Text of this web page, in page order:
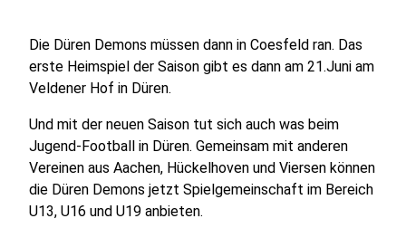
Die Düren Demons müssen dann in Coesfeld ran. Das
erste Heimspiel der Saison gibt es dann am 21.Juni am
Veldener Hof in Düren.
Und mit der neuen Saison tut sich auch was beim
Jugend-Football in Düren. Gemeinsam mit anderen
Vereinen aus Aachen, Hückelhoven und Viersen können
die Düren Demons jetzt Spielgemeinschaft im Bereich
U13, U16 und U19 anbieten.